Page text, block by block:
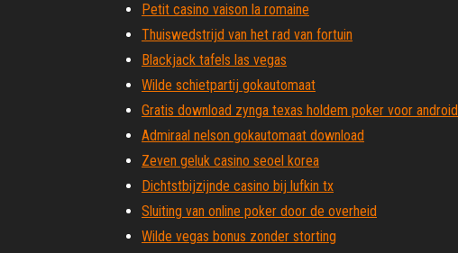
Petit casino vaison la romaine
Thuiswedstrijd van het rad van fortuin
Blackjack tafels las vegas
Wilde schietpartij gokautomaat
Gratis download zynga texas holdem poker voor android
Admiraal nelson gokautomaat download
Zeven geluk casino seoel korea
Dichtstbijzijnde casino bij lufkin tx
Sluiting van online poker door de overheid
Wilde vegas bonus zonder storting